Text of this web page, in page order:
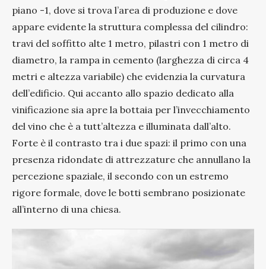
piano -1, dove si trova l’area di produzione e dove
appare evidente la struttura complessa del cilindro:
travi del soffitto alte 1 metro, pilastri con 1 metro di
diametro, la rampa in cemento (larghezza di circa 4
metri e altezza variabile) che evidenzia la curvatura
dell’edificio. Qui accanto allo spazio dedicato alla
vinificazione sia apre la bottaia per l’invecchiamento
del vino che è a tutt’altezza e illuminata dall’alto.
Forte è il contrasto tra i due spazi: il primo con una
presenza ridondate di attrezzature che annullano la
percezione spaziale, il secondo con un estremo
rigore formale, dove le botti sembrano posizionate
all’interno di una chiesa.